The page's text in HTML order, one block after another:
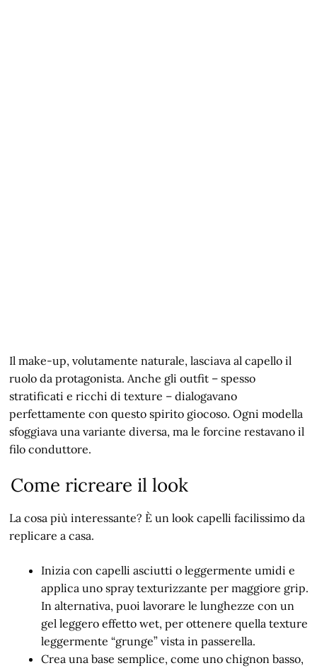
Il make-up, volutamente naturale, lasciava al capello il
ruolo da protagonista. Anche gli outfit – spesso
stratificati e ricchi di texture – dialogavano
perfettamente con questo spirito giocoso. Ogni modella
sfoggiava una variante diversa, ma le forcine restavano il
filo conduttore.
Come ricreare il look
La cosa più interessante? È un look capelli facilissimo da
replicare a casa.
Inizia con capelli asciutti o leggermente umidi e
applica uno spray texturizzante per maggiore grip.
In alternativa, puoi lavorare le lunghezze con un
gel leggero effetto wet, per ottenere quella texture
leggermente “grunge” vista in passerella.
Crea una base semplice, come uno chignon basso,